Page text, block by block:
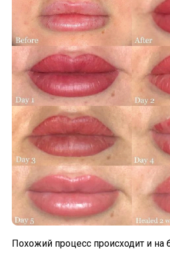
Похожий процесс происходит и на